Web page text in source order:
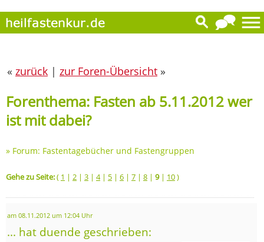
« zurück | zur Foren-Übersicht »
Forenthema: Fasten ab 5.11.2012 wer
ist mit dabei?
» Forum: Fastentagebücher und Fastengruppen
Gehe zu Seite:( 1 | 2 | 3 | 4| 5 | 6 | 7 | 8 | 9| 10)
am 08.11.2012 um 12:04 Uhr
... hat duende geschrieben: